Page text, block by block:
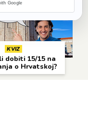
KVIZ
dobiti 15/15 na
o Hrvatskoj?
Google